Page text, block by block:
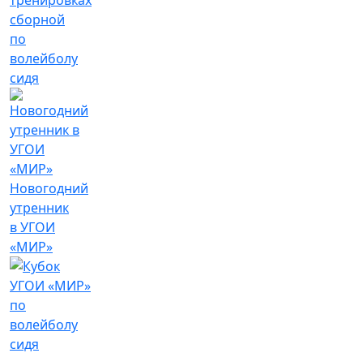
сборной
по
волейболу
сидя
Новогодний
утренник
в УГОИ
«МИР»